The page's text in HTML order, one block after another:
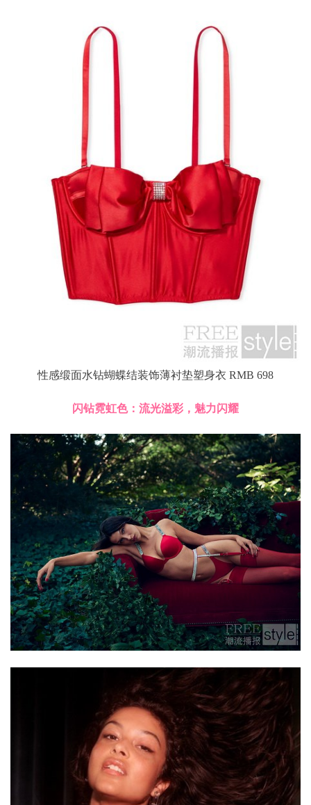
性感缎面水钻蝴蝶结装饰薄衬垫塑身衣 RMB 698
闪钻霓虹色：流光溢彩，魅力闪耀